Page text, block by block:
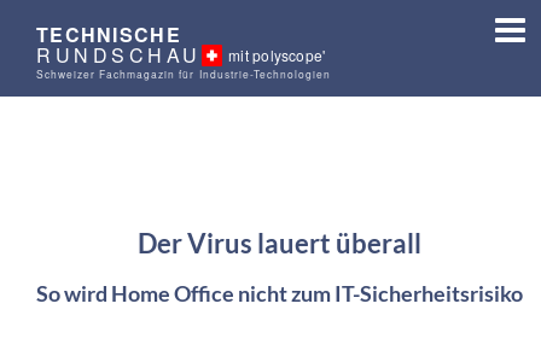
TECHNISCHE
RUNDSCHAU mit polyscope'
Schweizer Fachmagazin für Industrie-Technologien
Der Virus lauert überall
So wird Home Office nicht zum IT-Sicherheitsrisiko